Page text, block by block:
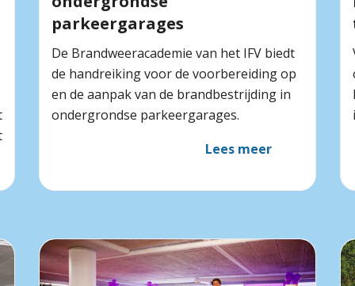
parkeergarages
De Brandweeracademie van het IFV biedt
de handreiking voor de voorbereiding op
en de aanpak van de brandbestrijding in
ondergrondse parkeergarages.
Lees meer